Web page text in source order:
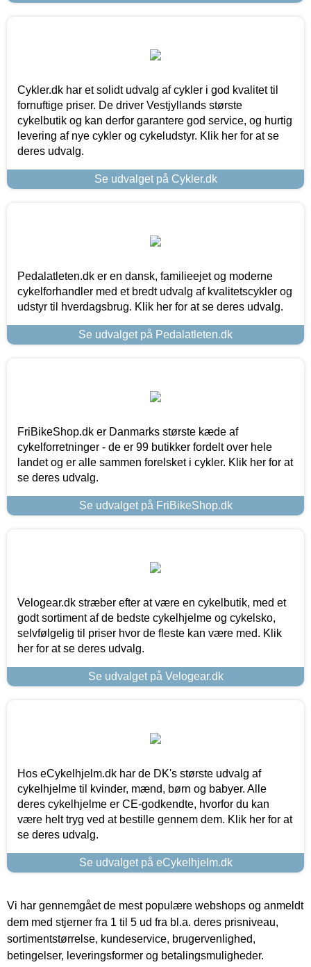
Cykler.dk har et solidt udvalg af cykler i god kvalitet til
fornuftige priser. De driver Vestjyllands største
cykelbutik og kan derfor garantere god service, og hurtig
levering af nye cykler og cykeludstyr. Klik her for at se
deres udvalg.
Se udvalget på Cykler.dk
Pedalatleten.dk er en dansk, familieejet og moderne
cykelforhandler med et bredt udvalg af kvalitetscykler og
udstyr til hverdagsbrug. Klik her for at se deres udvalg.
Se udvalget på Pedalatleten.dk
FriBikeShop.dk er Danmarks største kæde af
cykelforretninger - de er 99 butikker fordelt over hele
landet og er alle sammen forelsket i cykler. Klik her for at
se deres udvalg.
Se udvalget på FriBikeShop.dk
Velogear.dk stræber efter at være en cykelbutik, med et
godt sortiment af de bedste cykelhjelme og cykelsko,
selvfølgelig til priser hvor de fleste kan være med. Klik
her for at se deres udvalg.
Se udvalget på Velogear.dk
Hos eCykelhjelm.dk har de DK's største udvalg af
cykelhjelme til kvinder, mænd, børn og babyer. Alle
deres cykelhjelme er CE-godkendte, hvorfor du kan
være helt tryg ved at bestille gennem dem. Klik her for at
se deres udvalg.
Se udvalget på eCykelhjelm.dk
Vi har gennemgået de mest populære webshops og anmeldt
dem med stjerner fra 1 til 5 ud fra bl.a. deres prisniveau,
sortimentstørrelse, kundeservice, brugervenlighed,
betingelser, leveringsformer og betalingsmuligheder.